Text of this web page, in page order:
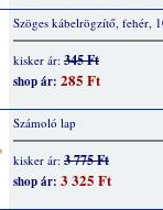
Szöges kábelrögzítő, fehér,
kisker ár: 345 Ft
shop ár: 285 Ft
Számoló lap
kisker ár: 3 775 Ft
shop ár: 3 325 Ft